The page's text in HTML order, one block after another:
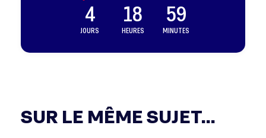
4
JOURS
18
HEURES
59
MINUTES
SUR LE MÊME SUJET...